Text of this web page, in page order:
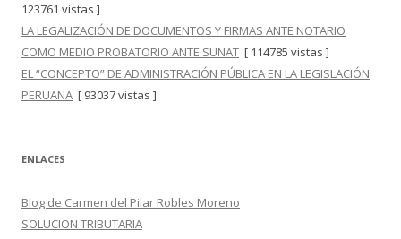
123761 vistas ]
LA LEGALIZACIÓN DE DOCUMENTOS Y FIRMAS ANTE NOTARIO
COMO MEDIO PROBATORIO ANTE SUNAT [ 114785 vistas ]
EL “CONCEPTO” DE ADMINISTRACIÓN PÚBLICA EN LA LEGISLACIÓN
PERUANA [ 93037 vistas ]
ENLACES
Blog de Carmen del Pilar Robles Moreno
SOLUCION TRIBUTARIA